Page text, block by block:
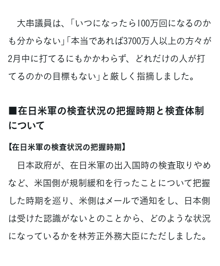
大串議員は、「いつになったら100万回になるのか
も分からない」「本当であれば3700万人以上の方々が
2月中に打てるにもかかわらず、どれだけの人が打
てるのかの目標もない」と厳しく指摘しました。
■在日米軍の検査状況の把握時期と検査体制
について
【在日米軍の検査状況の把握時期】
日本政府が、在日米軍の出入国時の検査取りやめ
など、米国側が規制緩和を行ったことについて把握
した時期を巡り、米側はメールで通知をし、日本側
は受けた認識がないとのことから、どのような状況
になっているかを林芳正外務大臣にただしました。